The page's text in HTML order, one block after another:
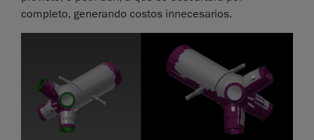
completo, generando costos innecesarios.